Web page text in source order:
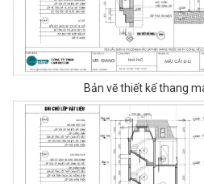
Bản vẽ thiết kế thang